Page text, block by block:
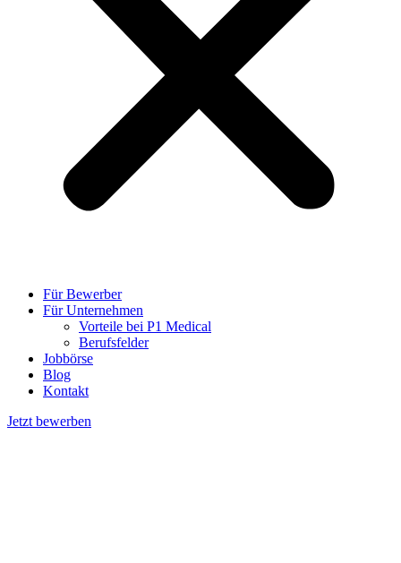
Für Bewerber
Für Unternehmen
Vorteile bei P1 Medical
Berufsfelder
Jobbörse
Blog
Kontakt
Jetzt bewerben